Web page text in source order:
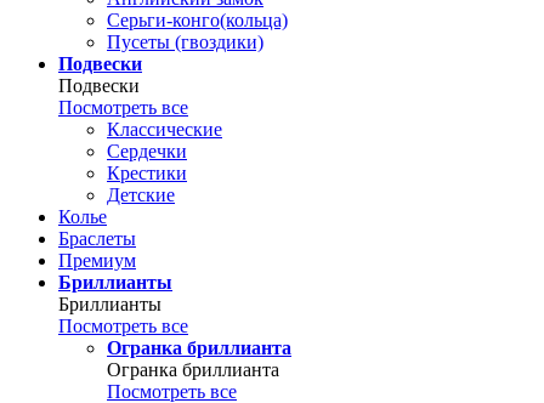
Серьги-конго(кольца)
Пусеты (гвоздики)
Подвески
Подвески
Посмотреть все
Классические
Сердечки
Крестики
Детские
Колье
Браслеты
Премиум
Бриллианты
Бриллианты
Посмотреть все
Огранка бриллианта
Огранка бриллианта
Посмотреть все